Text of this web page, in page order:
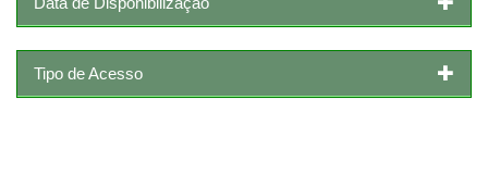
Tipo de Acesso